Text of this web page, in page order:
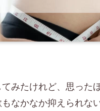
みたけれど、思った
なかなか抑えられな